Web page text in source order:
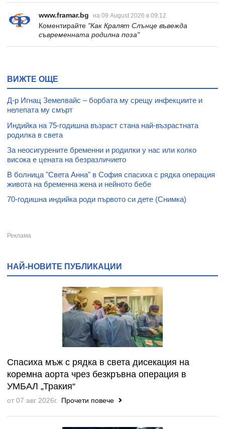
www.framar.bg на 09 August 2026 в 09:12
Коментирайте "Как Кралят Слънце въвежда
съвременната родилна поза"
ВИЖТЕ ОЩЕ
Д-р Игнац Земелвайс – борбата му срещу инфекциите и
нелепата му смърт
Индийка на 75-годишна възраст стана най-възрастната
родилка в света
За неосигурените бременни и родилки у нас или колко
висока е цената на безразличието
В болница "Света Анна" в София спасиха с рядка операция
живота на бременна жена и нейното бебе
70-годишна индийка роди първото си дете (Снимка)
НАЙ-НОВИТЕ ПУБЛИКАЦИИ
Спасиха мъж с рядка в света дисекация на
коремна аорта чрез безкръвна операция в
УМБАЛ „Тракия“
от 07 авг 2026г. Прочети повече